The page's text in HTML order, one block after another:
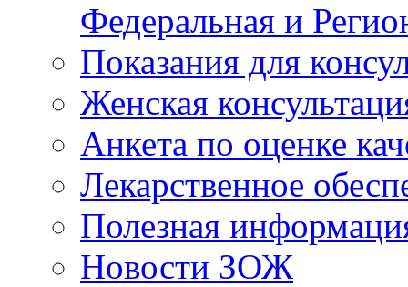
Федеральная и
Показания для
Женская
Анкета по оценке
Лекарственное
Полезная
Новости ЗОЖ